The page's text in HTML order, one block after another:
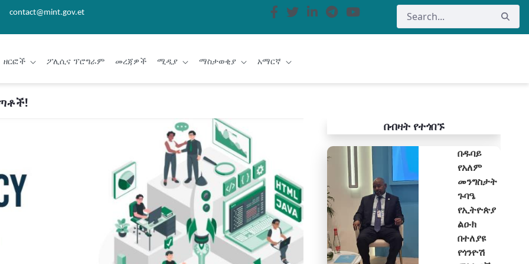
contact@mint.gov.et
ዘርፎች ፖሊሲና ፕሮግራም መረጃዎች ሚዲያ ማስታወቂያ አማርኛ
በብዛት የተጎበኙ
በዱባይ
የአለም
መንግስታት
ጉባዔ
የኢትዮጵያ
ልዑክ
በተለያዩ
የጎንዮሽ